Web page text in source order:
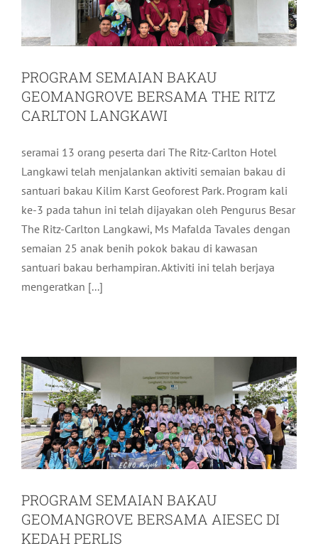
PROGRAM SEMAIAN BAKAU
GEOMANGROVE BERSAMA THE RITZ
CARLTON LANGKAWI
seramai 13 orang peserta dari The Ritz-Carlton Hotel
Langkawi telah menjalankan aktiviti semaian bakau di
santuari bakau Kilim Karst Geoforest Park. Program kali
ke-3 pada tahun ini telah dijayakan oleh Pengurus Besar
The Ritz-Carlton Langkawi, Ms Mafalda Tavales dengan
semaian 25 anak benih pokok bakau di kawasan
santuari bakau berhampiran. Aktiviti ini telah berjaya
mengeratkan [...]PROGRAM SEMAIAN BAKAU
PROGRAM SEMAIAN BAKAU
GEOMANGROVE BERSAMA AIESEC DI
KEDAH PERLIS